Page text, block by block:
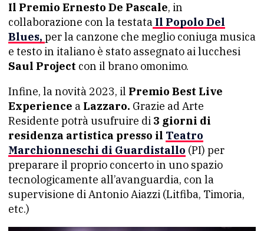
Il Premio Ernesto De Pascale, in
collaborazione con la testata Il Popolo Del
Blues, per la canzone che meglio coniuga musica
e testo in italiano è stato assegnato ai lucchesi
Saul Project con il brano omonimo.
Infine, la novità 2023, il Premio Best Live
Experience a Lazzaro. Grazie ad Arte
Residente potrà usufruire di 3 giorni di
residenza artistica presso il Teatro
Marchionneschi di Guardistallo (PI) per
preparare il proprio concerto in uno spazio
tecnologicamente all’avanguardia, con la
supervisione di Antonio Aiazzi (Litfiba, Timoria,
etc.)